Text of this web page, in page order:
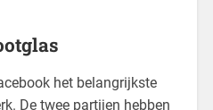
het belangrijkste
De twee partijen hebben